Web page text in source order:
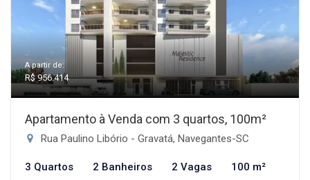
A partir de:
R$ 956.414
Apartamento à Venda com 3 quartos, 100m²
Rua Paulino Libório - Gravatá, Navegantes-SC
3 Quartos 2 Banheiros 2 Vagas 100 m²